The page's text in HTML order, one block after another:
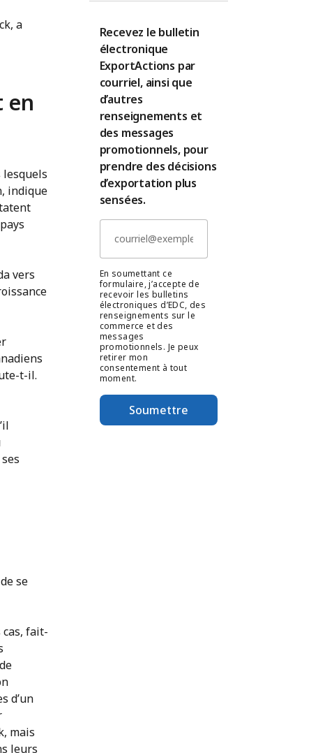
a
en
lesquels
indique
vers
t-il.
se
cas, fait-
d’un
mais
leurs
Recevez le bulletin
électronique
ExportActions par
courriel, ainsi que
d’autres
renseignements et
des messages
promotionnels, pour
prendre des décisions
d’exportation plus
sensées.
En soumettant ce
formulaire, j’accepte de
recevoir les bulletins
électroniques d’EDC, des
renseignements sur le
commerce et des
messages
promotionnels. Je peux
retirer mon
consentement à tout
moment.
Soumettre